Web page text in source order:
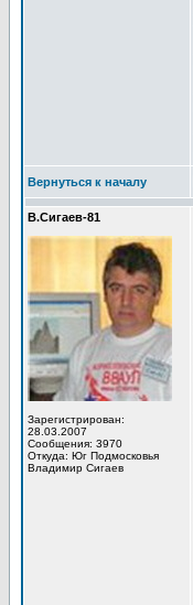
Вернуться к началу
В.Сигаев-81
Зарегистрирован:
28.03.2007
Сообщения: 3970
Откуда: Юг Подмосковья
Владимир Сигаев